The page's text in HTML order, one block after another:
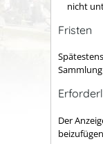
nicht
Fristen
Sammlung
Der
beizufügen